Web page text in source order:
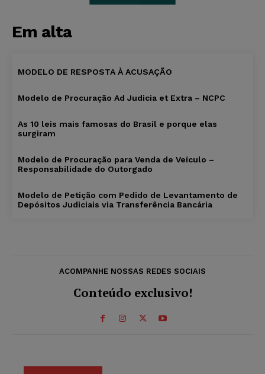
Em alta
MODELO DE RESPOSTA À ACUSAÇÃO
Modelo de Procuração Ad Judicia et Extra – NCPC
As 10 leis mais famosas do Brasil e porque elas
surgiram
Modelo de Procuração para Venda de Veículo –
Responsabilidade do Outorgado
Modelo de Petição com Pedido de Levantamento de
Depósitos Judiciais via Transferência Bancária
ACOMPANHE NOSSAS REDES SOCIAIS
Conteúdo exclusivo!